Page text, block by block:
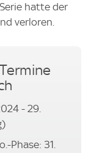
hatte der
verloren.
- 29.
Phase: 31.